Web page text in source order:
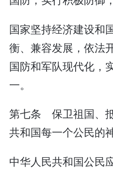
国家坚持经济建设和
衡、兼容发展，依法
国防和军队现代化，
一。
第七条 保卫祖国、
共和国每一个公民的
中华人民共和国公民